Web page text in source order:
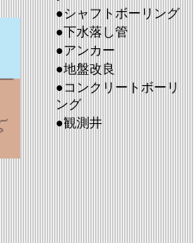
●シャフトボーリング
●下水落し管
●アンカー
●地盤改良
●コンクリートボーリ
ング
●観測井